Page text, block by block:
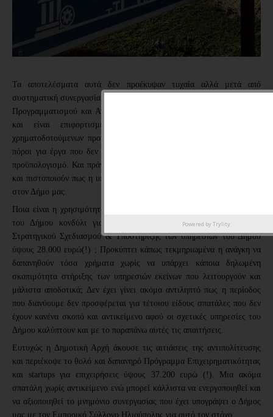
Τα αποτελέσματα αυτά δεν προέκυψαν τυχαία αλλά μετά από
συστηματική συνεργασία των αιρετών και των υπηρεσιών με το τμήμα
Προγραμματισμού και Ανάπτυξης που διαθέτει ο Δήμος Ηλιούπολης
και είναι επιφορτισμένο με την ευθύνη διαχείρισης των
χρηματοδοτούμενων προγραμμάτων ώστε να αντληθούν απαραίτητοι
πόροι για έργα που δεν μπορούν να υλοποιηθούν από τον δημοτικό
προϋπολογισμό. Και πράγματι τα αποτελέσματα αυτά είναι σημαντικά
και πιστοποιούν πως η υπηρεσία λειτουργεί άρτια και φέρνει χρήματα
στον Δήμο μας.
Ποια είναι η χρησιμότητα συνεπώς να εγγραφεί στον προϋπολογισμό
του Δήμου κονδύλι για την Παροχή συμβουλευτικών υπηρεσιών
Στρατηγικού Σχεδιασμού & Υποστήριξης των υπηρεσιών του Δήμου
ύψους 28.000 ευρώ(!) ; Προκύπτει κάπως τεκμηριωμένα η ανάγκη να
δαπανηθούν τόσα χρήματα χωρίς να υπάρχει κάποια δηλωμένη
σκοπιμότητα στήριξης των υπηρεσιών εκείνων που λειτουργούν και
μάλιστα αποδοτικά; Δεν έχει γίνει ακόμα αντιληπτό πως η περίοδος
που διανύουμε δεν προσφέρεται για τέτοιου είδους σπατάλες που δεν
έχουν κανένα σκοπό και αντικείμενο αφού οι σχετικές υπηρεσίες του
Δήμου καλύπτουν και με το παραπάνω αυτές τις απαιτήσεις.
Ευτυχώς η Δημοτική Αρχή άκουσε τις αιτιάσεις της αντιπολίτευσης
και περιέκοψε το θολό και δαπανηρό Πρόγραμμα Επιχειρηματικότητας
και startups για επιχειρήσεις ύψους 37.200 ευρώ (!). Μια ακόμα
σπατάλη χωρίς αντικείμενο ενώ μπορεί κάλλιστα να ενεργοποιηθεί και
να αξιοποιηθεί το μνημόνιο συνεργασίας που έχει υπογράψει ο Δήμος
μας με τον Εμπορικό Σύλλογο Ηλιούπολης για αυτό τον στόχο.
Powered by Trylity